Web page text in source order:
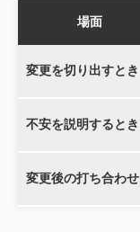
場面
変更を切り出すとき
不安を説明するとき
変更後の打ち合わせ